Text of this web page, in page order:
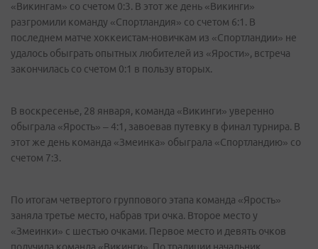
«Викингам» со счетом 0:3. В этот же день «Викинги»
разгромили команду «Спортландия» со счетом 6:1. В
последнем матче хоккеистам-новичкам из «Спортландии» не
удалось обыграть опытных любителей из «Ярости», встреча
закончилась со счетом 0:1 в пользу вторых.
В воскресенье, 28 января, команда «Викинги» уверенно
обыграла «Ярость» – 4:1, завоевав путевку в финал турнира. В
этот же день команда «Змеинка» обыграла «Спортландию» со
счетом 7:3.
По итогам четвертого группового этапа команда «Ярость»
заняла третье место, набрав три очка. Второе место у
«Змеинки» с шестью очками. Первое место и девять очков